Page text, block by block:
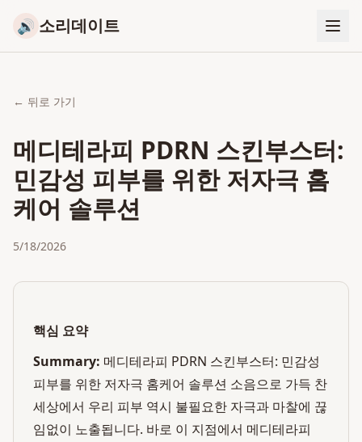
🔊 소리데이트
← 뒤로 가기
메디테라피 PDRN 스킨부스터:
민감성 피부를 위한 저자극 홈
케어 솔루션
5/18/2026
핵심 요약
Summary: 메디테라피 PDRN 스킨부스터: 민감성
피부를 위한 저자극 홈케어 솔루션 소음으로 가득 찬
세상에서 우리 피부 역시 불필요한 자극과 마찰에 끊
임없이 노출됩니다. 바로 이 지점에서 메디테라피